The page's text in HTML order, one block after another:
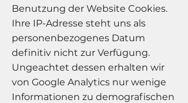
Benutzung der Website Cookies.
Ihre IP-Adresse steht uns als
personenbezogenes Datum
definitiv nicht zur Verfügung.
Ungeachtet dessen erhalten wir
von Google Analytics nur wenige
Informationen zu demografischen